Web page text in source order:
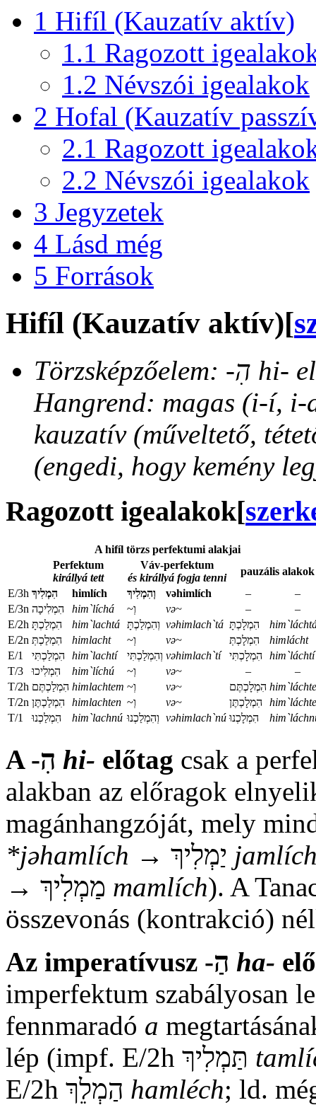
1 Hifíl (Kauzatív aktív)
1.1 Ragozott
1.2 Névszói igealakok
2 Hofal (Kauzatív
2.1 Ragozott
2.2 Névszói igealakok
3 Jegyzetek
4 Lásd még
5 Források
Hifíl (Kauzatív aktív)[
Törzsképzőelem: -הִ hi- előtag és -י ִ- -í- belső rag.
Hangrend: magas (i-í,
kauzatív (műveltető,
(engedi, hogy kemény
Ragozott igealakok[
A hifíl törzs perfektumi alakjai
Perfektum
királlyá tett
Váv-perfektum
és királlyá fogja tenni
pauzális alakok
E/3h הִמְלִיךְ‏‏ himlích וְהִמְלִיךְ‏‏ vəhimlích –
–
E/3n ‏‏הִמְלִיכָה him`líchá ~וְ və~ –
–
E/2h הִמְלַכְ‏‏תָּ him`lachtá וְהִמְלַכְ‏‏תָּ vəhimlach`tá הִמְלָכְ‏‏תָּ‏‏
E/2n ‏‏‏‏הִמְלַכְ‏‏תְּ himlacht ~וְ və~ ‏‏‏‏הִמְלָכְ‏‏תְּ
himlácht
E/1
‏‏‏‏הִמְלַכְ‏‏תִּי him`lachtí וְהִמְלַכְ‏‏תִּי vəhimlach`tí הִמְלָכְ‏‏תִּי‏‏
him`láchtí
T/3
הִמְלִיכוּ him`líchú ~וְ və~ –
–
T/2h הִמְלַכְ‏‏‏‏תֶּם himlachtem ~וְ və~ הִמְלָכְ‏‏‏‏תֶּם
T/2n ‏‏הִמְלַכְ‏‏תֶּן himlachten ~וְ və~ ‏‏הִמְלָכְ‏‏תֶּן
T/1
הִמְלַכְ‏‏‏‏‏‏נוּ him`lachnú וְהִמְלַכְ‏‏‏‏‏‏נוּ vəhimlach`nú הִמְלָכְ‏‏‏‏‏‏נוּ
hi- előtag csak a
alakban az előragok
magánhangzóját, mely
*jəhamlích
mamlích). A
összevonás (kontrakció)
ha-
imperfektum szabályosan
fennmaradó a
hamléch; ld.